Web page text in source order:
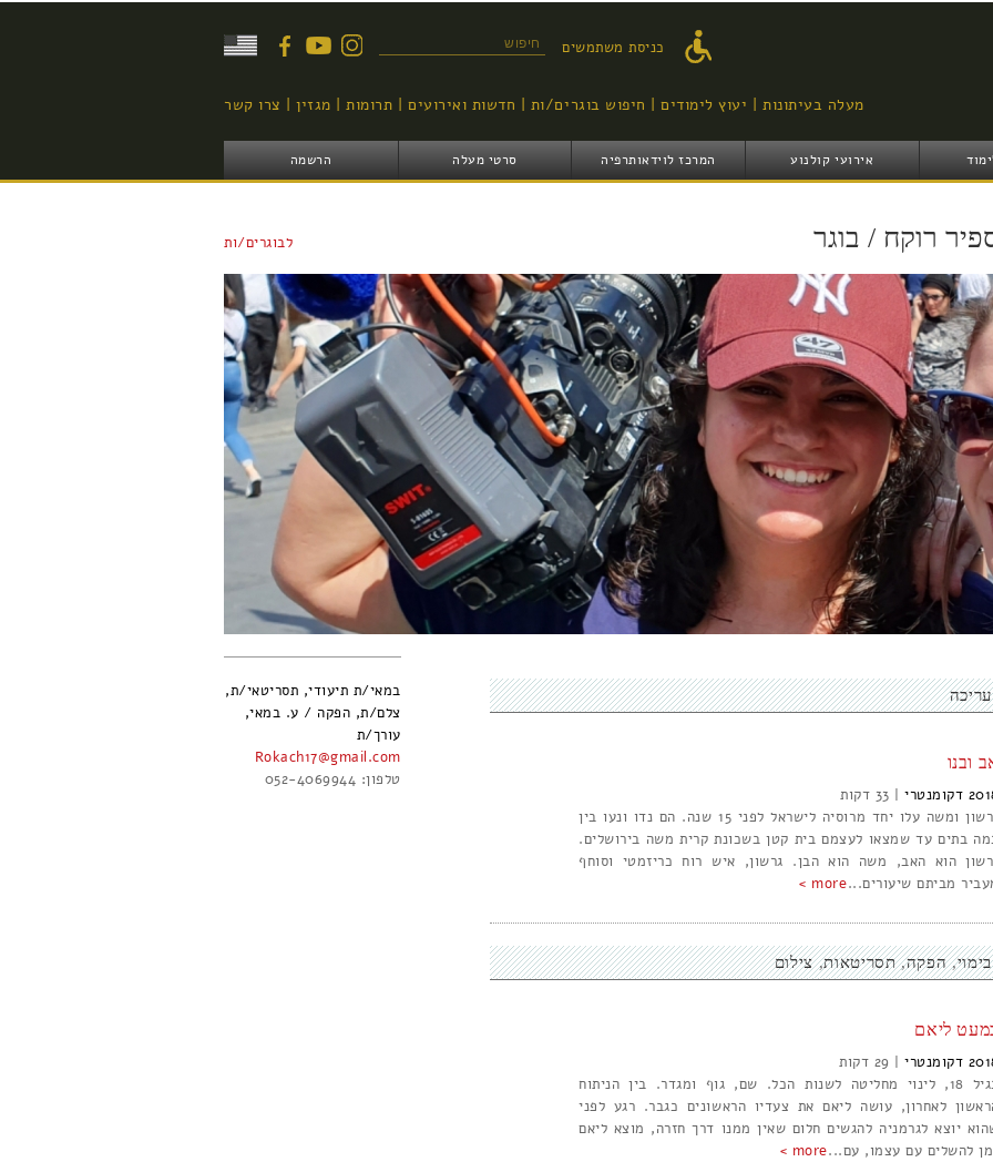
העיקרי
טופס חיפוש כניסת משתמשים
מעלה בעיתונות יעוץ לימודים חיפוש בוגרים/ות חדשות ואירועים תרומות מגזין צרו קשר
אירועי קולנוע המרכז לוידאותרפיה סרטי מעלה הרשמה
רוקח / בוגר לבוגרים/ות
עריכה
ובנו
דקומנטרי|
33
גרשון ומשה עלו יחד מרוסיה לישראל לפני 15 שנה. הם נדו ונעו בין
בתים עד שמצאו לעצמם בית קטן בשכונת קרית משה בירושלים.
הוא האב, משה הוא הבן. גרשון, איש רוח כריזמטי וסוחף
מביתם שיעורים...more >
בימוי הפקה תסריטאות צילום
ליאם
דקומנטרי|
29
בגיל 18, לינוי מחליטה לשנות הכל. שם, גוף ומגדר. בין הניתוח
לאחרון, עושה ליאם את צעדיו הראשונים כגבר. רגע לפני
יוצא לגרמניה להגשים חלום שאין ממנו דרך חזרה, מוצא ליאם
להשלים עם עצמו, עם...more >
במאי/ת תיעודי, תסריטאי/ת,
צלם/ת, הפקה / ע. במאי,
עורך/ת
Rokach17@gmail.com
טלפון: 052-4069944